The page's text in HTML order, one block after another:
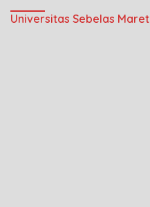
Universitas Sebelas Maret